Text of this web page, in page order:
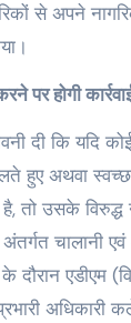
से अपने
पर होगी
दी कि यदि
हुए अथवा
तो उसके विरुद्ध
चालानी एवं
दौरान एडीएम
अधिकारी